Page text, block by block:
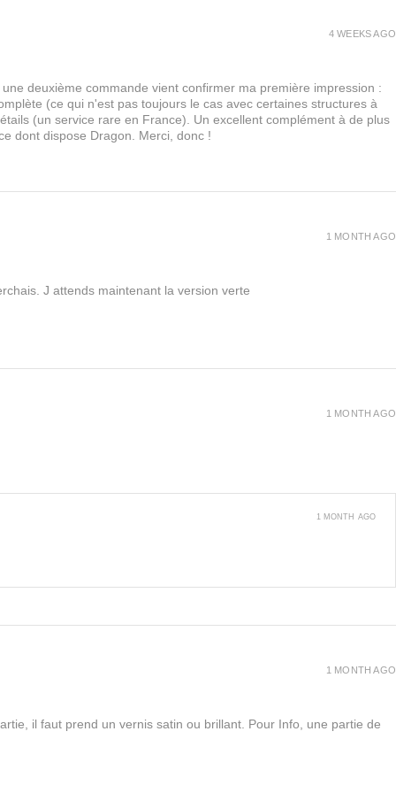
deuxième commande vient confirmer ma première impression :
(ce qui n'est pas toujours le cas avec certaines structures à
(un service rare en France). Un excellent complément à de plus
dont dispose Dragon. Merci, donc !
4 WEEKS AGO
J attends maintenant la version verte
1 MONTH AGO
1 MONTH AGO
1 MONTH AGO
il faut prend un vernis satin ou brillant. Pour Info, une partie de
1 MONTH AGO